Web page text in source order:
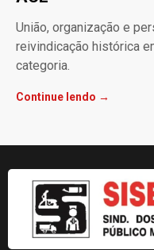
União, organização e
reivindicação histórica
categoria.
Continue lendo →